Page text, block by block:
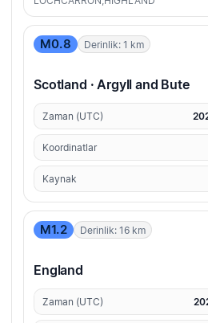
M0.8 Derinlik: 1 km
Scotland · Argyll and Bute
Zaman (UTC)
Koordinatlar
Kaynak
M1.2 Derinlik: 16 km
England
Zaman (UTC)